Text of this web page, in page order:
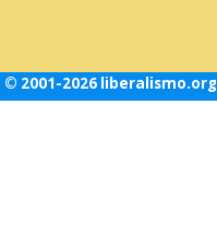
© 2001-2026 liberalismo.org